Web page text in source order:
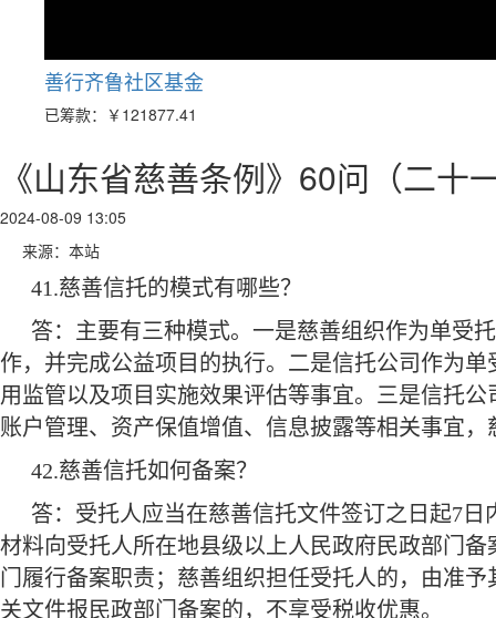
善行齐鲁社区基金
已筹款： ￥121877.41
《山东省慈善条例》60问（二十
2024-08-09 13:05
来源：本站
41.慈善信托的模式有哪些？
答：主要有三种模式。一是慈善组织作为单受
作，并完成公益项目的执行。二是信托公司作为
用监管以及项目实施效果评估等事宜。三是信托
账户管理、资产保值增值、信息披露等相关事宜
42.慈善信托如何备案？
答：受托人应当在慈善信托文件签订之日起7 日
材料向受托人所在地县级以上人民政府民政部门
门履行备案职责；慈善组织担任受托人的，由准
关文件报民政部门备案的，不享受税收优惠。